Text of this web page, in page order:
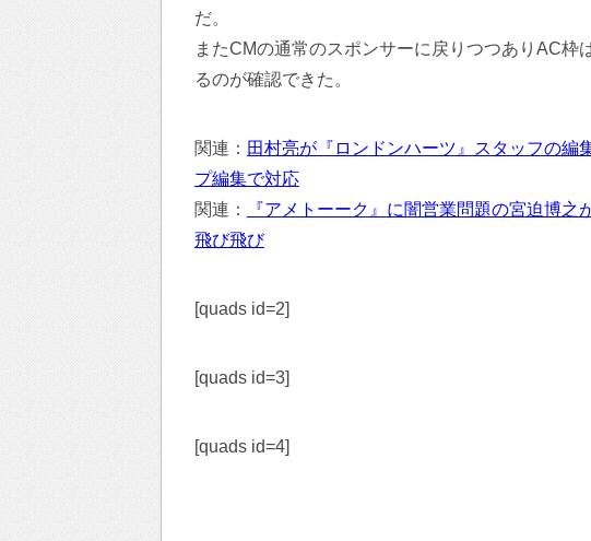
だ。
またCMの通常のスポンサーに戻りつつありAC
るのが確認できた。
関連： 田村亮が『ロンドンハーツ』スタッフの
プ編集で対応
関連：
『アメトーーク』に闇営業問題の宮迫博
飛び飛び
[quads id=2]
[quads id=3]
[quads id=4]